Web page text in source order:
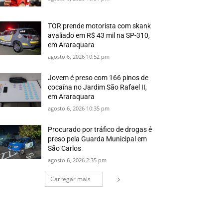
TOR prende motorista com skank
avaliado em R$ 43 mil na SP-310,
em Araraquara
agosto 6, 2026 10:52 pm
Jovem é preso com 166 pinos de
cocaína no Jardim São Rafael II,
em Araraquara
agosto 6, 2026 10:35 pm
Procurado por tráfico de drogas é
preso pela Guarda Municipal em
São Carlos
agosto 6, 2026 2:35 pm
Carregar mais